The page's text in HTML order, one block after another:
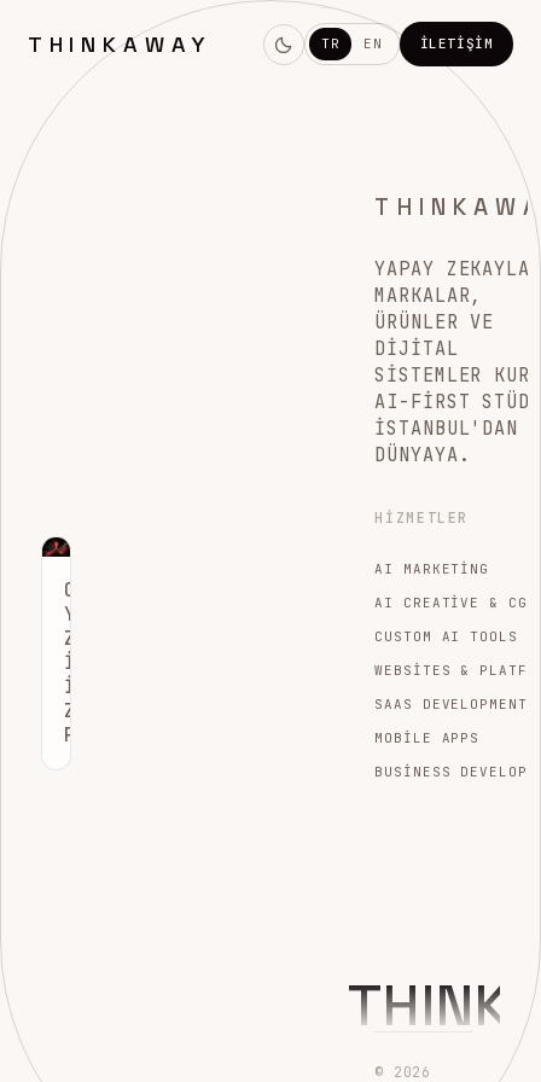
THINKAWAY TR EN İLETIŞIM
OPTIMIZASYON
YAPAY
ZEKASI
ILE
İŞLETMELERDE
ZIRVE
PERFORMANS
YAPAY ZEKAYLA
MARKALAR,
ÜRÜNLER VE
DIJITAL
SISTEMLER
AI-FIRST
İSTANBUL'DAN
DÜNYAYA.
HIZMETLER
AI MARKETING
AI CREATIVE & CGI
CUSTOM AI TOOLS
WEBSITES &
SAAS DEVELOPMENT
MOBILE APPS
BUSINESS
© 2026